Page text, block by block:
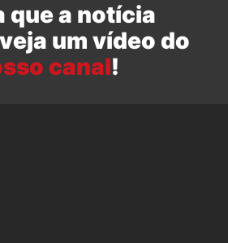
que a notícia
um vídeo do
canal!